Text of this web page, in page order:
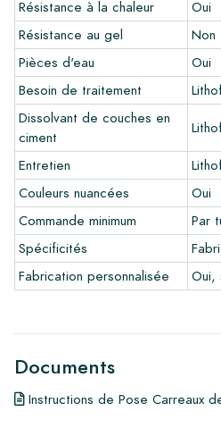
La période de garantie est
La garantie couvre uniquement
en cas d'utilisation de nos
Lithofin. Aucune réclamation ne
carreaux déjà installés.
Liens
•Programme de dessin pour
•En savoir plus sur nos carrelages
•Consultez nos brochures
•Produits d'entretien
Résistance à la chaleur
Oui
Résistance au gel
Non
Pièces d'eau
Oui
Besoin de traitement
Dissolvant de couches en
ciment
Entretien
Couleurs nuancées
Oui
Commande minimum
Par
Spécificités
Fabrication personnalisée
Oui,
Documents
Instructions de Pose Carreaux